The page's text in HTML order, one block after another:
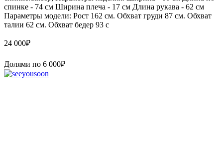
спинке - 74 см Ширина плеча - 17 см Длина рукава - 62 см
Параметры модели: Рост 162 см. Обхват груди 87 см. Обхват
талии 62 см. Обхват бедер 93 с
24 000₽
Долями по 6 000₽